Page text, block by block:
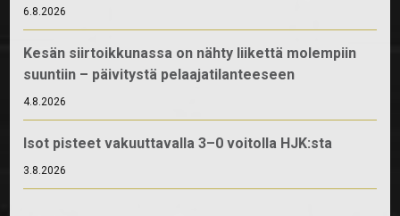
6.8.2026
Kesän siirtoikkunassa on nähty liikettä molempiin
suuntiin – päivitystä pelaajatilanteeseen
4.8.2026
Isot pisteet vakuuttavalla 3–0 voitolla HJK:sta
3.8.2026